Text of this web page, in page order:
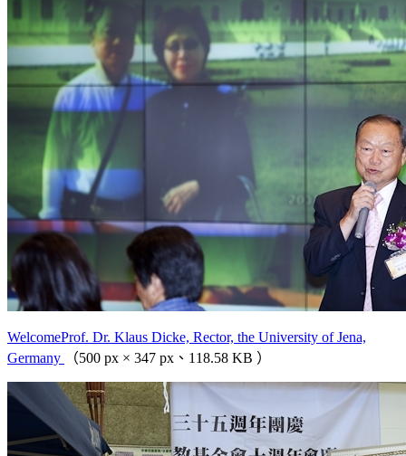
WelcomeProf. Dr. Klaus Dicke, Rector, the University of Jena,
Germany
（500 px × 347 px、118.58 KB ）